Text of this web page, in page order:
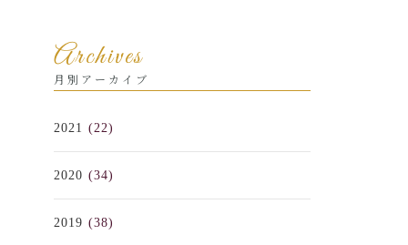
Archives
月別アーカイブ
2021 (22)
2020 (34)
2019 (38)